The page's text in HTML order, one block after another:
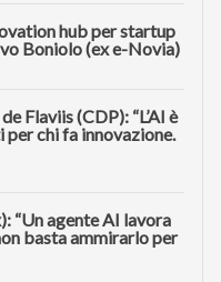
hub per startup
Boniolo (ex e-Novia)
Flaviis (CDP): “L’AI è
chi fa innovazione.
“Un agente AI lavora
basta ammirarlo per